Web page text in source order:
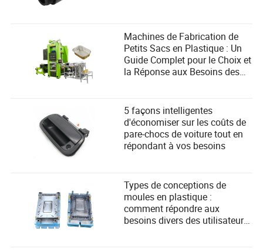
Machines de Fabrication de
Petits Sacs en Plastique : Un
Guide Complet pour le Choix et
la Réponse aux Besoins des
5 façons intelligentes
d'économiser sur les coûts de
pare-chocs de voiture tout en
répondant à vos besoins
Types de conceptions de
moules en plastique :
comment répondre aux
besoins divers des utilisateurs